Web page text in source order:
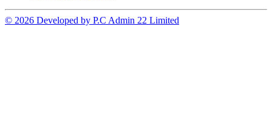
© 2026 Developed by P.C Admin 22 Limited